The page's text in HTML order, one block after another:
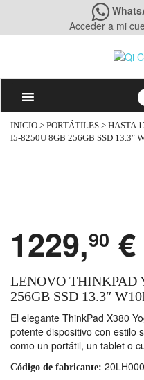
Acceder a mi
INICIO > PORTÁTILES > HASTA
I5-8250U 8GB 256GB SSD 13.3″
1229,90 €
LENOVO THINKPAD
256GB SSD 13.3″
El elegante ThinkPad X380
potente dispositivo con estilo
como un portátil, un tablet o
Código de fabricante: